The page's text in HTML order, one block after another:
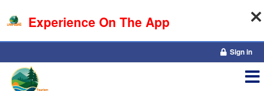
10-08-2026, 11:47:06
Sign in
Experience On The App